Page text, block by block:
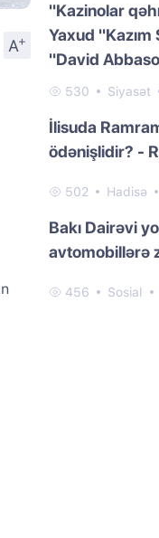
A
+
"Kazinolar
Yaxud
"David
530 Siyasət
İlisuda
ödənişlidir? -
502 Hadisə
Bakı Dairəvi
avtomobillərə
456 Sosial